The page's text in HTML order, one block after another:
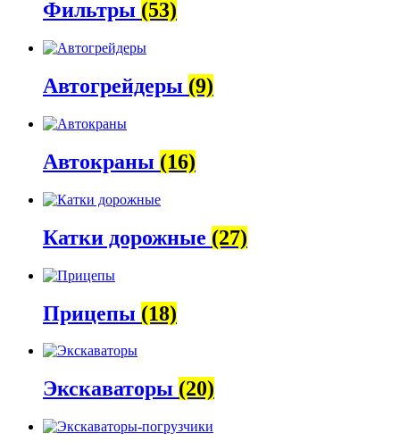
Фильтры (53)
Автогрейдеры (9)
Автокраны (16)
Катки дорожные (27)
Прицепы (18)
Экскаваторы (20)